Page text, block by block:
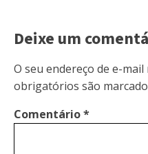
Deixe um
O seu endereço de e-
obrigatórios são
Comentário*